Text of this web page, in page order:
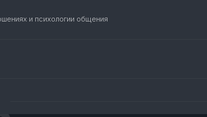
и психологии общения